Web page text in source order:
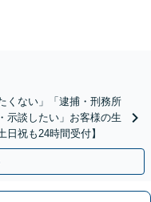
くない」「逮捕・刑務所
示談したい」お客様の生
祝も24時間受付】